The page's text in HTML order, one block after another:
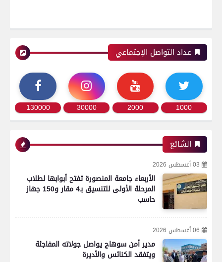
عداد التواصل الإجتماعي
1000
2000
30000
130000
الشائع
03 أغسطس 2026
الأربعاء جامعة المنصورة تفتح أبوابها لطلاب
المرحلة الأولى للتنسيق بـ4 مقار و150 جهاز
حاسب
06 أغسطس 2026
مدير أمن سوهاج يواصل جولاته المفاجئة
ويتفقد الكنائس والأديرة